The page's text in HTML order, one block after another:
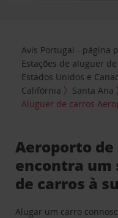
Avis Portugal - página
Estações de aluguer
Estados Unidos e
Califórnia
Santa Ana
Aluguer de carros
Aeroporto de
encontra um
de carros à
Alugar um carro